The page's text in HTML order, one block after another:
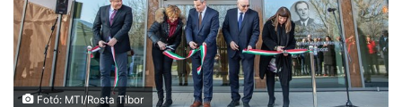
Fotó: MTI/Rosta Tibor